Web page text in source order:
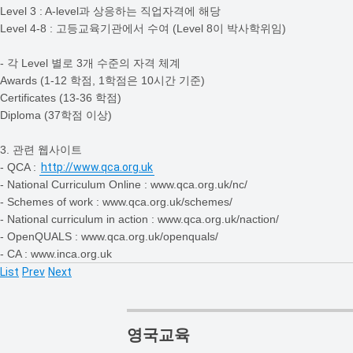
Level 3 : A-level과 상응하는 직업자격에 해당
Level 4-8 : 고등교육기관에서 수여 (Level 8이 박사학위임)
- 각 Level 별로 3개 수준의 자격 체계
Awards (1-12 학점, 1학점은 10시간 기준)
Certificates (13-36 학점)
Diploma (37학점 이상)
3. 관련 웹사이트
- QCA : http://www.qca.org.uk
- National Curriculum Online : www.qca.org.uk/nc/
- Schemes of work : www.qca.org.uk/schemes/
- National curriculum in action : www.qca.org.uk/naction/
- OpenQUALS : www.qca.org.uk/openquals/
- CA : www.inca.org.uk
List Prev Next
영국교육